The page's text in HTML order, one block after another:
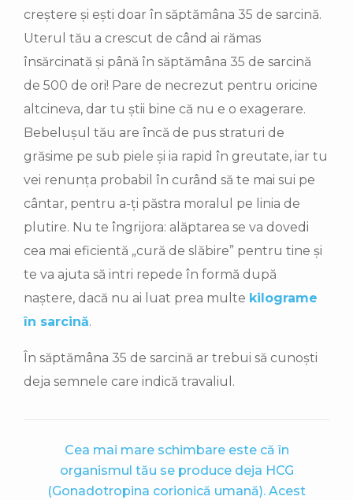
creștere și ești doar în săptămâna 35 de sarcină.
Uterul tău a crescut de când ai rămas
însărcinată și până în săptămâna 35 de sarcină
de 500 de ori! Pare de necrezut pentru oricine
altcineva, dar tu știi bine că nu e o exagerare.
Bebelușul tău are încă de pus straturi de
grăsime pe sub piele și ia rapid în greutate, iar tu
vei renunța probabil în curând să te mai sui pe
cântar, pentru a-ți păstra moralul pe linia de
plutire. Nu te îngrijora: alăptarea se va dovedi
cea mai eficientă „cură de slăbire” pentru tine și
te va ajuta să intri repede în formă după
naștere, dacă nu ai luat prea multe kilograme
în sarcină.
În săptămâna 35 de sarcină ar trebui să cunoști
deja semnele care indică travaliul.
Cea mai mare schimbare este că în
organismul tău se produce deja HCG
(Gonadotropina corionică umană). Acest